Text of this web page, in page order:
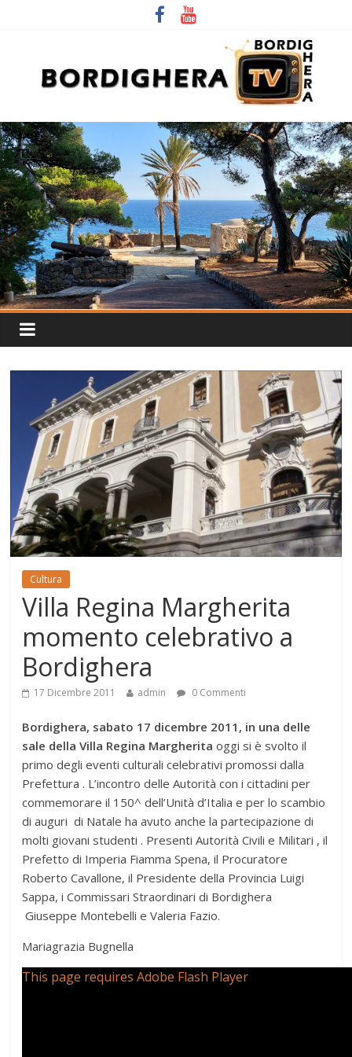
Cultura
Villa Regina Margherita
momento celebrativo a
Bordighera
17 Dicembre 2011 admin 0 Commenti
Bordighera, sabato 17 dicembre 2011, in una delle
sale della Villa Regina Margherita oggi si è svolto il
primo degli eventi culturali celebrativi promossi dalla
Prefettura . L’incontro delle Autorità con i cittadini per
commemorare il 150^ dell’Unità d’Italia e per lo scambio
di auguri di Natale ha avuto anche la partecipazione di
molti giovani studenti . Presenti Autorità Civili e Militari , il
Prefetto di Imperia Fiamma Spena, il Procuratore
Roberto Cavallone, il Presidente della Provincia Luigi
Sappa, i Commissari Straordinari di Bordighera
Giuseppe Montebelli e Valeria Fazio.
Mariagrazia Bugnella
This page requires Adobe Flash Player